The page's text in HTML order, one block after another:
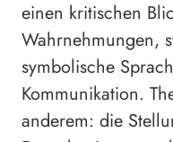
einen kritischen
Wahrnehmungen,
symbolische
Kommunikation.
anderem: die